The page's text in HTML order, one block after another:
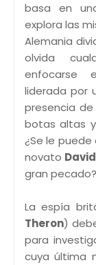
basa en
explora las
Alemania
olvida
enfocarse
liderada por
presencia de
botas altas
¿Se le
novato
gran
La espía
Theron)
para
cuya última